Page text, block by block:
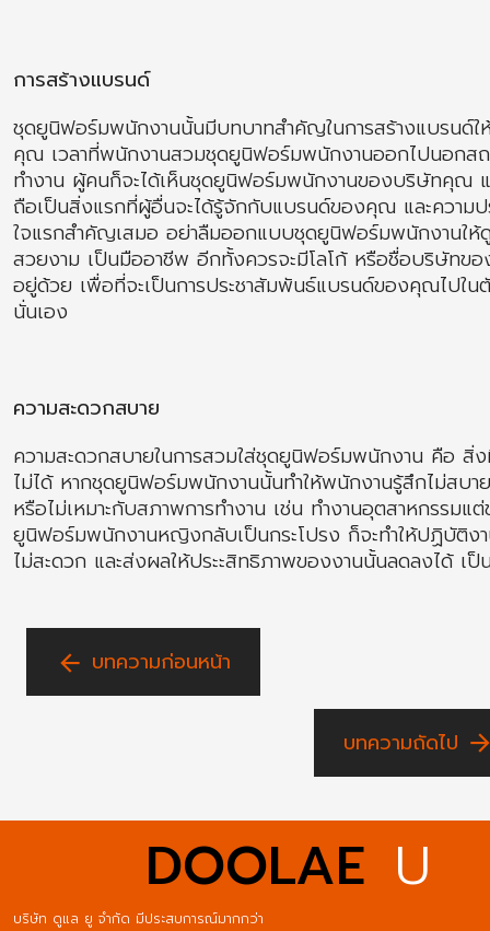
การสร้างแบรนด์
ชุดยูนิฟอร์มพนักงานนั้นมีบทบาทสำคัญในการสร้างแบรนด์ใ
คุณ เวลาที่พนักงานสวมชุดยูนิฟอร์มพนักงานออกไปนอกส
ทำงาน ผู้คนก็จะได้เห็นชุดยูนิฟอร์มพนักงานของบริษัทคุณ
ถือเป็นสิ่งแรกที่ผู้อื่นจะได้รู้จักกับแบรนด์ของคุณ และความ
ใจแรกสำคัญเสมอ อย่าลืมออกแบบชุดยูนิฟอร์มพนักงานให้
สวยงาม เป็นมืออาชีพ อีกทั้งควรจะมีโลโก้ หรือชื่อบริษัทข
อยู่ด้วย เพื่อที่จะเป็นการประชาสัมพันธ์แบรนด์ของคุณไปใน
นั่นเอง
ความสะดวกสบาย
ความสะดวกสบายในการสวมใส่ชุดยูนิฟอร์มพนักงาน คือ สิ่
ไม่ได้ หากชุดยูนิฟอร์มพนักงานนั้นทำให้พนักงานรู้สึกไม่สบา
หรือไม่เหมาะกับสภาพการทำงาน เช่น ทำงานอุตสาหกรรมแ
ยูนิฟอร์มพนักงานหญิงกลับเป็นกระโปรง ก็จะทำให้ปฏิบัติง
ไม่สะดวก และส่งผลให้ประะสิทธิภาพของงานนั้นลดลงได้ เป็
arrow_back บทความก่อนหน้า
บทความถัดไป
DOOLAE U
บริษัท ดูแล ยู จำกัด มีประสบการณ์มากกว่า